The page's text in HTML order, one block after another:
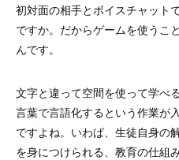
初対面の相手とボイスチャット
ですか。だからゲームを使うこ
んです。
文字と違って空間を使って学べ
言葉で言語化するという作業が
ですよね。いわば、生徒自身の
を身につけられる、教育の仕組